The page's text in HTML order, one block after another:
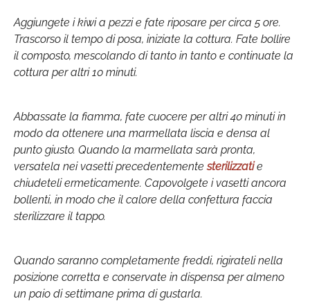
Aggiungete i kiwi a pezzi e fate riposare per circa 5 ore.
Trascorso il tempo di posa, iniziate la cottura. Fate bollire
il composto, mescolando di tanto in tanto e continuate la
cottura per altri 10 minuti.
Abbassate la fiamma, fate cuocere per altri 40 minuti in
modo da ottenere una marmellata liscia e densa al
punto giusto. Quando la marmellata sarà pronta,
versatela nei vasetti precedentementesterilizzatie
chiudeteli ermeticamente. Capovolgete i vasetti ancora
bollenti, in modo che il calore della confettura faccia
sterilizzare il tappo.
Quando saranno completamente freddi, rigirateli nella
posizione corretta e conservate in dispensa per almeno
un paio di settimane prima di gustarla.